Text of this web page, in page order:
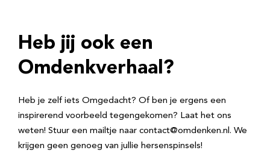
r
e
Heb jij ook een
Omdenkverhaal?
Heb je zelf iets Omgedacht? Of ben je ergens een
inspirerend voorbeeld tegengekomen? Laat het ons
weten! Stuur een mailtje naar contact@omdenken.nl. We
krijgen geen genoeg van jullie hersenspinsels!